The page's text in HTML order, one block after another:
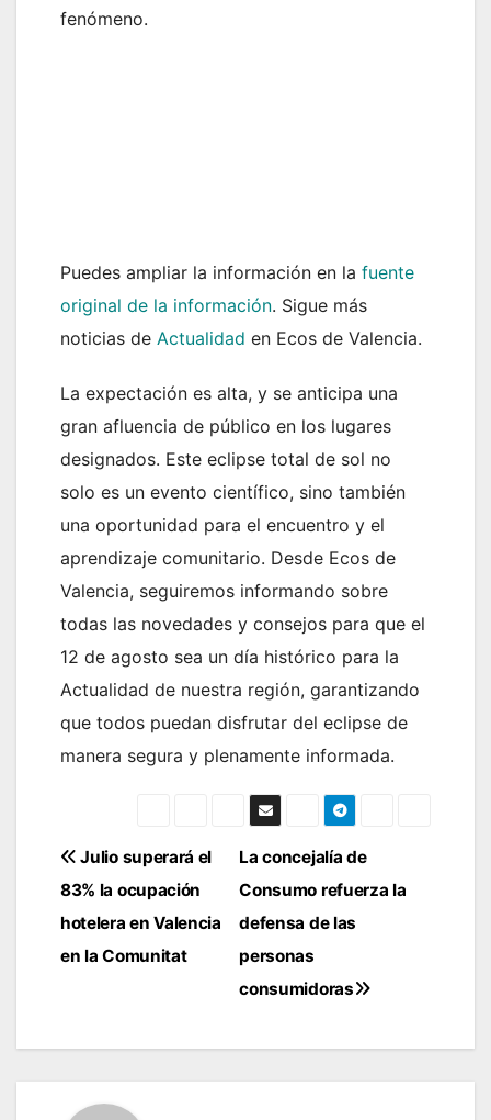
fenómeno.
Puedes ampliar la información en la fuente
original de la información. Sigue más
noticias de Actualidad en Ecos de Valencia.
La expectación es alta, y se anticipa una
gran afluencia de público en los lugares
designados. Este eclipse total de sol no
solo es un evento científico, sino también
una oportunidad para el encuentro y el
aprendizaje comunitario. Desde Ecos de
Valencia, seguiremos informando sobre
todas las novedades y consejos para que el
12 de agosto sea un día histórico para la
Actualidad de nuestra región, garantizando
que todos puedan disfrutar del eclipse de
manera segura y plenamente informada.
Navegación
de
entradas
La concejalía de
Consumo refuerza la
defensa de las
personas
consumidoras
Julio superará el
83% la ocupación
hotelera en Valencia
en la Comunitat